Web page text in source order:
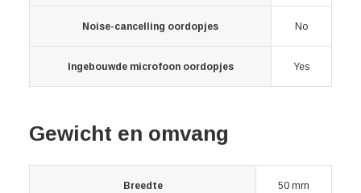
Noise-cancelling oordopjes No
Ingebouwde microfoon oordopjes Yes
Gewicht en omvang
Breedte 50 mm